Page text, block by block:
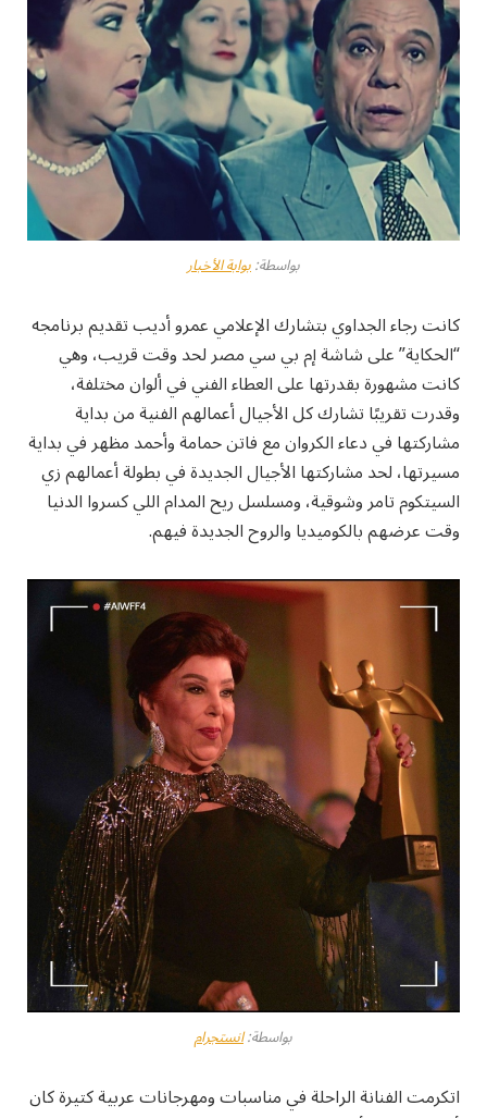
بواسطة:بوابة الأخبار
كانت رجاء الجداوي بتشارك الإعلامي عمرو أديب تقديم برنامجه
“الحكاية” على شاشة إم بي سي مصر لحد وقت قريب، وهي
كانت مشهورة بقدرتها على العطاء الفني في ألوان مختلفة،
وقدرت تقريبًا تشارك كل الأجيال أعمالهم الفنية من بداية
مشاركتها في دعاء الكروان مع فاتن حمامة وأحمد مظهر في بداية
مسيرتها، لحد مشاركتها الأجيال الجديدة في بطولة أعمالهم زي
السيتكوم تامر وشوقية، ومسلسل ريح المدام اللي كسروا الدنيا
وقت عرضهم بالكوميديا والروح الجديدة فيهم.
بواسطة:انستجرام
اتكرمت الفنانة الراحلة في مناسبات ومهرجانات عربية كتيرة كان